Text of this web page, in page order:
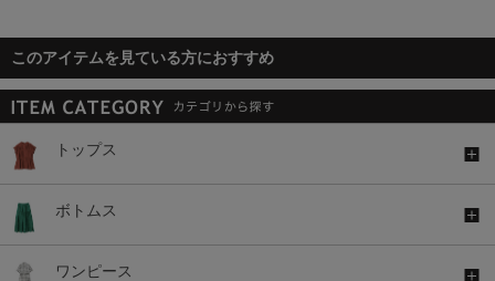
このアイテムを見ている方におすすめ
トップス
ボトムス
ワンピース